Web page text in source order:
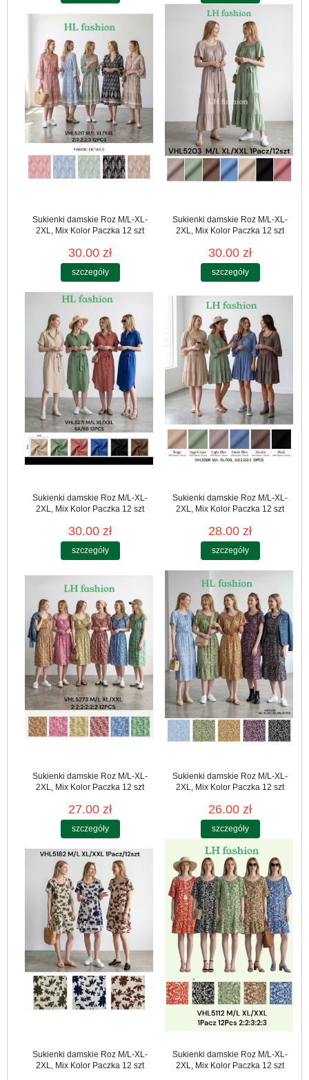
Sukienki damskie Roz M/L-XL-
2XL, Mix Kolor Paczka 12 szt
30.00 zł
szczegóły
Sukienki damskie Roz M/L-XL-
2XL, Mix Kolor Paczka 12 szt
30.00 zł
szczegóły
Sukienki damskie Roz M/L-XL-
2XL, Mix Kolor Paczka 12 szt
30.00 zł
szczegóły
Sukienki damskie Roz M/L-XL-
2XL, Mix Kolor Paczka 12 szt
28.00 zł
szczegóły
Sukienki damskie Roz M/L-XL-
2XL, Mix Kolor Paczka 12 szt
27.00 zł
szczegóły
Sukienki damskie Roz M/L-XL-
2XL, Mix Kolor Paczka 12 szt
26.00 zł
szczegóły
Sukienki damskie Roz M/L-XL-
2XL, Mix Kolor Paczka 12 szt
Sukienki damskie Roz M/L-XL-
2XL, Mix Kolor Paczka 12 szt